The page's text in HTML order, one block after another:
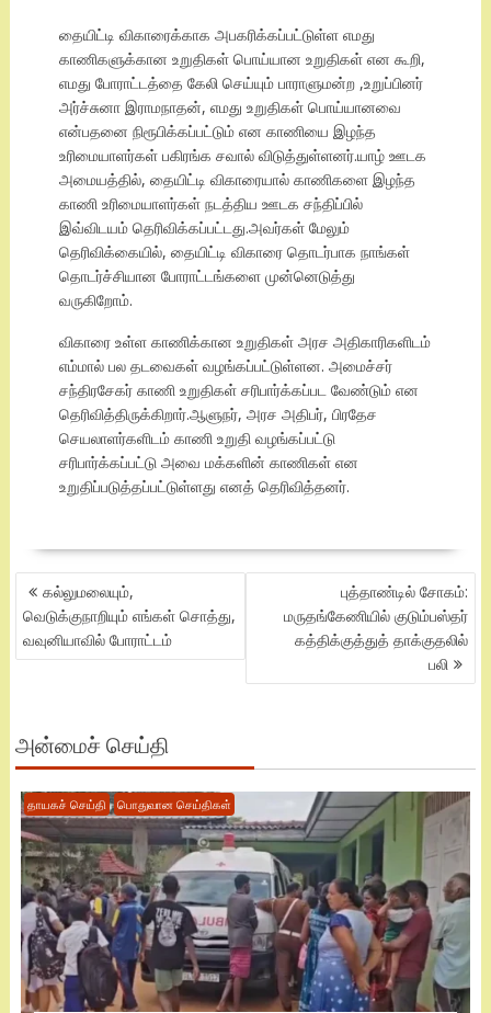
தையிட்டி விகாரைக்காக அபகரிக்கப்பட்டுள்ள எமது
காணிகளுக்கான உறுதிகள் பொய்யான உறுதிகள் என கூறி,
எமது போராட்டத்தை கேலி செய்யும் பாராளுமன்ற ,உறுப்பினர்
அர்ச்சுனா இராமநாதன், எமது உறுதிகள் பொய்யானவை
என்பதனை நிரூபிக்கப்பட்டும் என காணியை இழந்த
உரிமையாளர்கள் பகிரங்க சவால் விடுத்துள்ளனர்.யாழ் ஊடக
அமையத்தில், தையிட்டி விகாரையால் காணிகளை இழந்த
காணி உரிமையாளர்கள் நடத்திய ஊடக சந்திப்பில்
இவ்விடயம் தெரிவிக்கப்பட்டது.அவர்கள் மேலும்
தெரிவிக்கையில், தையிட்டி விகாரை தொடர்பாக நாங்கள்
தொடர்ச்சியான போராட்டங்களை முன்னெடுத்து
வருகிறோம்.
விகாரை உள்ள காணிக்கான உறுதிகள் அரச அதிகாரிகளிடம்
எம்மால் பல தடவைகள் வழங்கப்பட்டுள்ளன. அமைச்சர்
சந்திரசேகர் காணி உறுதிகள் சரிபார்க்கப்பட வேண்டும் என
தெரிவித்திருக்கிறார்.ஆளுநர், அரச அதிபர், பிரதேச
செயலாளர்களிடம் காணி உறுதி வழங்கப்பட்டு
சரிபார்க்கப்பட்டு அவை மக்களின் காணிகள் என
உறுதிப்படுத்தப்பட்டுள்ளது எனத் தெரிவித்தனர்.
POST
NAVIGATION
கல்லுமலையும்,
வெடுக்குநாறியும் எங்கள் சொத்து,
வவுனியாவில் போராட்டம்
புத்தாண்டில் சோகம்:
மருதங்கேணியில் குடும்பஸ்தர்
கத்திக்குத்துத் தாக்குதலில்
பலி
அன்மைச் செய்தி
தாயகச் செய்தி பொதுவான செய்திகள்